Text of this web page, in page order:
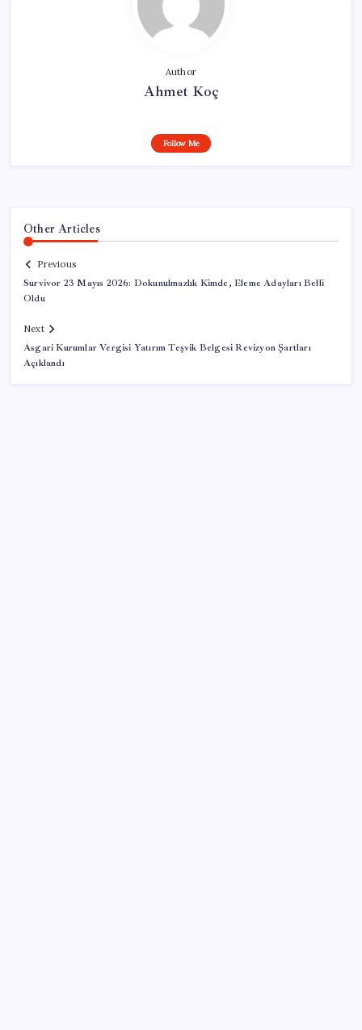
Author
Ahmet Koç
Follow Me
Other Articles
Previous
Survivor 23 Mayıs 2026: Dokunulmazlık Kimde, Eleme Adayları Belli
Oldu
Next
Asgari Kurumlar Vergisi Yatırım Teşvik Belgesi Revizyon Şartları
Açıklandı